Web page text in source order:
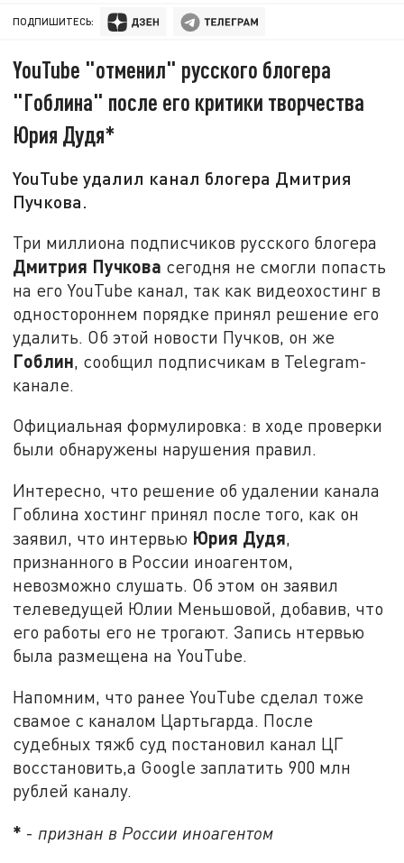
ПОДПИШИТЕСЬ:
YouTube "отменил" русского блогера
"Гоблина" после его критики творчества
Юрия Дудя*
YouTube удалил канал блогера Дмитрия
Пучкова.
Три миллиона подписчиков русского блогера
Дмитрия Пучкова сегодня не смогли попасть
на его YouTube канал, так как видеохостинг в
одностороннем порядке принял решение его
удалить. Об этой новости Пучков, он же
Гоблин, сообщил подписчикам в Telegram-
канале.
Официальная формулировка: в ходе проверки
были обнаружены нарушения правил.
Интересно, что решение об удалении канала
Гоблина хостинг принял после того, как он
заявил, что интервью Юрия Дудя,
признанного в России иноагентом,
невозможно слушать. Об этом он заявил
телеведущей Юлии Меньшовой, добавив, что
его работы его не трогают. Запись нтервью
была размещена на YouTube.
Напомним, что ранее YouTube сделал тоже
свамое с каналом Цартьгарда. После
судебных тяжб суд постановил канал ЦГ
восстановить,а Google заплатить 900 млн
рублей каналу.
* - признан в России иноагентом